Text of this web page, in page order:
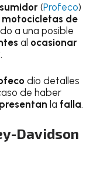
(Profeco)
motocicletas de
a una posible
al ocasionar
.
dio detalles
de haber
presentan la falla.
Davidson